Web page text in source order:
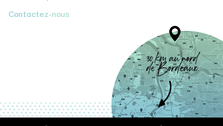
Contactez-nous